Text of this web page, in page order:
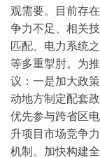
1 2
观需要。目前存
争力不足、相关
匹配、电力系统
等多重掣肘。 为
议：一是加大政
动地方制定配套
优先参与跨省区
升项目市场竞争
机制。加快构建